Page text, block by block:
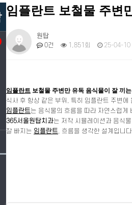
임플란트 보철물 주변
원탑
0건
1,851회 25-04-10
임플란트 보철물 주변만 유독 음식물이 잘 끼
식사 후 항상 같은 부위, 특히 임플란트 주변
임플란트는 음식물의 흐름을 따라 자연스럽
365서울원탑치과는 저작 시뮬레이션과 음식
잘 빠지는 임플란트, 흐름을 생각한 설계입니